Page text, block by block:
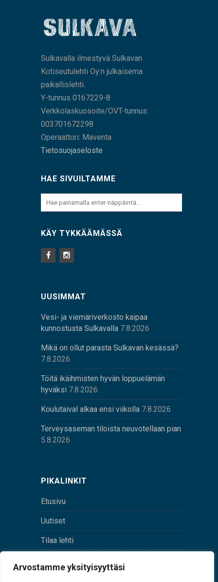
Arvostamme yksityisyyttäsi
Sulkavalla ilmestyvä Sulkavan
Kotiseutulehti Oy:n julkaisema
paikallislehti.
Y-tunnus 0167229-8
Verkkolaskuosoite/OVT-tunnus:
003701672298
Operaattori: Maventa
Tietosuojaseloste
HAE SIVUILTAMME
KÄY TYKKÄÄMÄSSÄ
UUSIMMAT
Vesi- ja viemäriverkosto kaipaa
kunnostusta Sulkavalla 7.8.2026
Mikä on ollut parasta Sulkavan kesässä?
7.8.2026
Töitä ikäihmisten hyvän loppuelämän
hyväksi 7.8.2026
Koulutaival alkaa ensi viikolla 7.8.2026
Terveysaseman tiloista neuvotellaan pian
5.8.2026
PIKALINKIT
Etusivu
Uutiset
Tilaa lehti